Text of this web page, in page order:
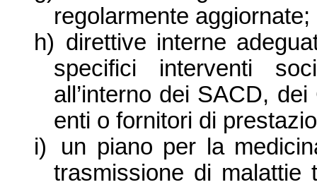
regolarmente aggiornate;
h) direttive interne
specifici interventi
all’interno dei SACD,
enti o fornitori di
i)
un piano per la
trasmissione di